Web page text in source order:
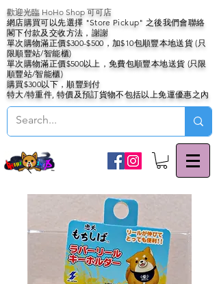
歡迎光臨 HoHo Shop 可可店
網店購買可以先選擇 "Store Pickup" 之後我們會聯絡
閣下付款及交收方法，謝謝
單次購物滿正價$300-$500，加$10包順豐本地送貨 (只
限順豐站/智能櫃)
單次購物滿正價$500以上，免費包順豐本地送貨 (只限
順豐站/智能櫃)
購買$300以下，順豐到付
特大/特重件, 特價及預訂貨物不包括以上免運優惠之內